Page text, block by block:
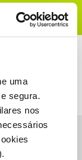
uma
segura.
nos
statement